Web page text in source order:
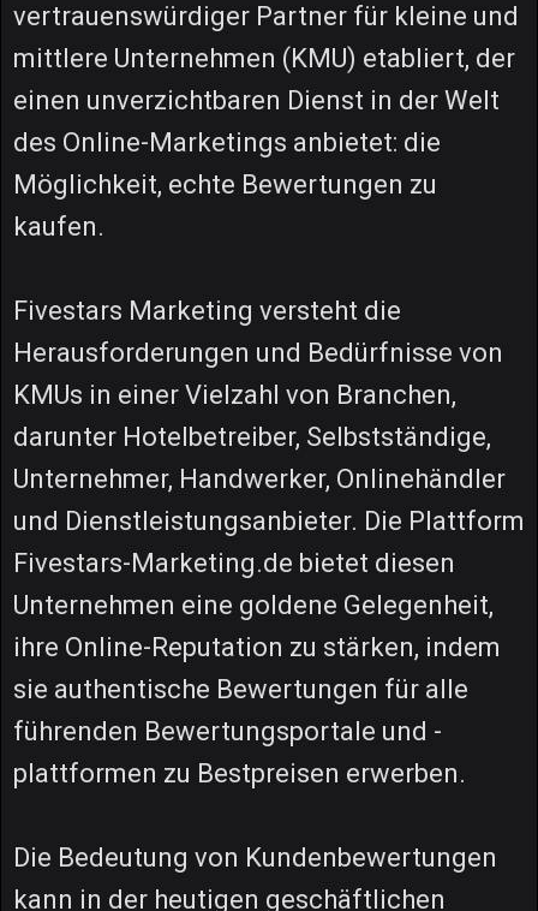
vertrauenswürdiger Partner für kleine und
mittlere Unternehmen (KMU) etabliert, der
einen unverzichtbaren Dienst in der Welt
des Online-Marketings anbietet: die
Möglichkeit, echte Bewertungen zu
kaufen.
Fivestars Marketing versteht die
Herausforderungen und Bedürfnisse von
KMUs in einer Vielzahl von Branchen,
darunter Hotelbetreiber, Selbstständige,
Unternehmer, Handwerker, Onlinehändler
und Dienstleistungsanbieter. Die Plattform
Fivestars-Marketing.de bietet diesen
Unternehmen eine goldene Gelegenheit,
ihre Online-Reputation zu stärken, indem
sie authentische Bewertungen für alle
führenden Bewertungsportale und -
plattformen zu Bestpreisen erwerben.
Die Bedeutung von Kundenbewertungen
kann in der heutigen geschäftlichen